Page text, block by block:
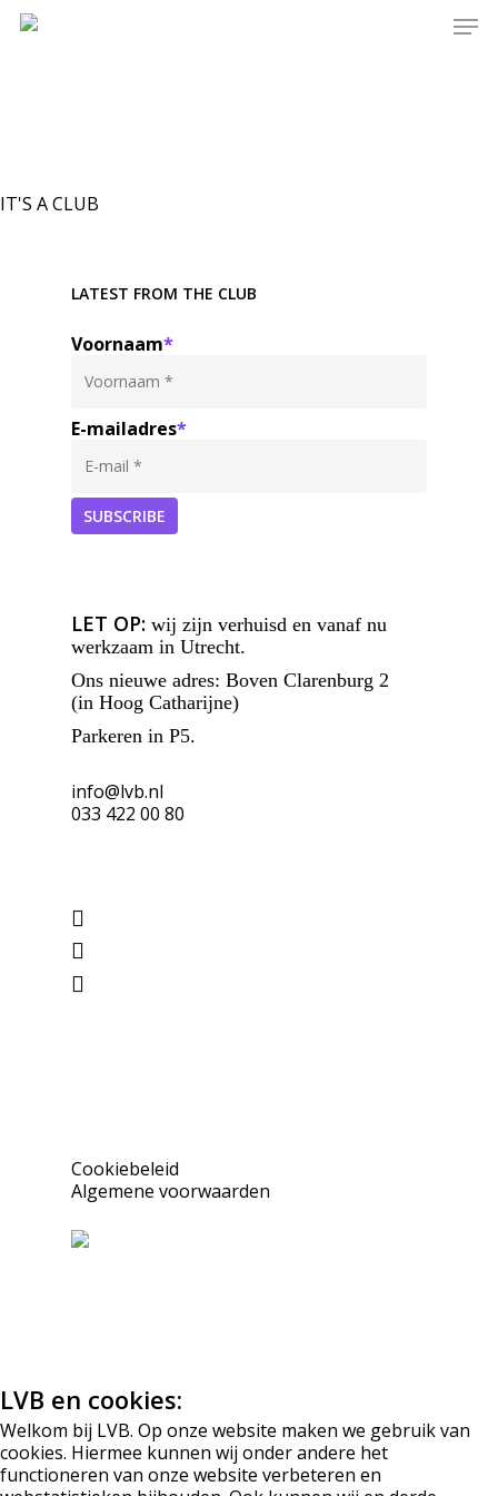
IT'S A CLUB
LATEST FROM THE CLUB
Voornaam*
E-mailadres*
LET OP: wij zijn verhuisd en vanaf nu
werkzaam in Utrecht.
Ons nieuwe adres: Boven Clarenburg 2
(in Hoog Catharijne)
Parkeren in P5.
info@lvb.nl
033 422 00 80
Cookiebeleid
Algemene voorwaarden
LVB en cookies:
Welkom bij LVB. Op onze website maken we gebruik van
cookies. Hiermee kunnen wij onder andere het
functioneren van onze website verbeteren en